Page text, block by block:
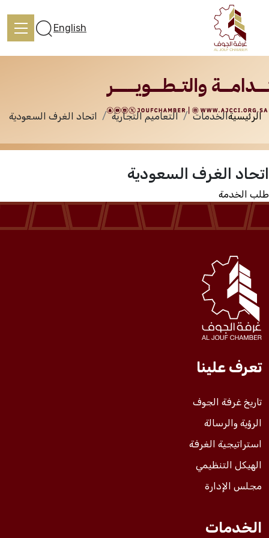
تعرف علينا
الخدمات
المركز الإعلامي
فعاليات الغرفة
فعاليات الجوف
مشاريع الغرفة
English
الخدمات
الرئيسيةالخدمات التعاميم التجارية اتحاد الغرف السعودية
اتحاد الغرف السعودية
طلب الخدمة
تعرف علينا
تاريخ غرفة الجوف
الرؤية والرسالة
استراتيجية الغرفة
الهيكل التنظيمي
مجلس الإدارة
الخدمات